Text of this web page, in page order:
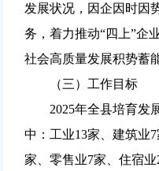
发展状况，因企因时因
务，着力推动“四上”企
社会高质量发展积
（三）工作目标
2025年全县培育发展
中：工业13家、建筑业
家、零售业7家、住宿